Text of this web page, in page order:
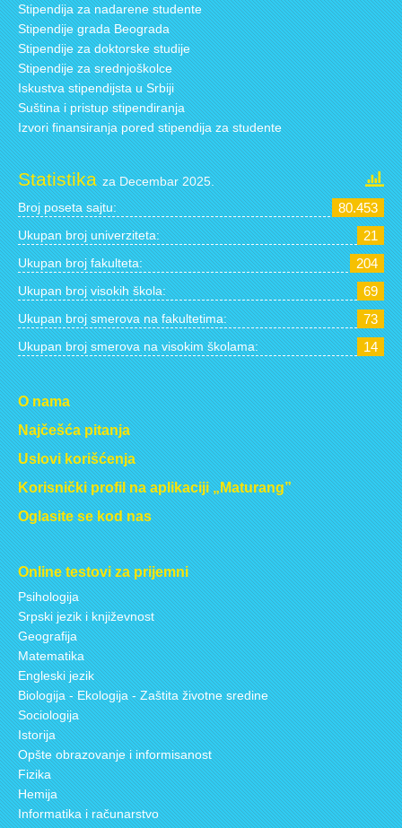
Stipendija za nadarene studente
Stipendije grada Beograda
Stipendije za doktorske studije
Stipendije za srednjoškolce
Iskustva stipendijsta u Srbiji
Suština i pristup stipendiranja
Izvori finansiranja pored stipendija za studente
Statistikaza Decembar 2025.
Broj poseta sajtu: 80.453
Ukupan broj univerziteta: 21
Ukupan broj fakulteta: 204
Ukupan broj visokih škola: 69
Ukupan broj smerova na fakultetima: 73
Ukupan broj smerova na visokim školama: 14
O nama
Najčešća pitanja
Uslovi korišćenja
Korisnički profil na aplikaciji „Maturang”
Oglasite se kod nas
Online testovi za prijemni
Psihologija
Srpski jezik i književnost
Geografija
Matematika
Engleski jezik
Biologija - Ekologija - Zaštita životne sredine
Sociologija
Istorija
Opšte obrazovanje i informisanost
Fizika
Hemija
Informatika i računarstvo